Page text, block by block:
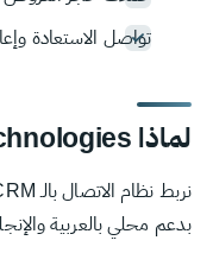
تواصل الاستعادة
لماذا ECOLOR Technologies
بدعم محلي بالعربية